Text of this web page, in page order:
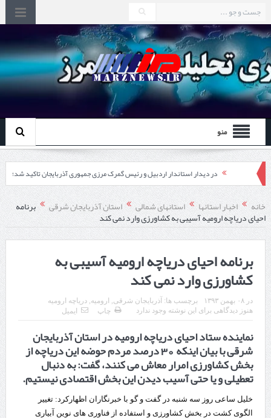
منو
در دیدار استاندار اردبیل و رئیس گمرک مرزی جمهوری آذربایجان تاکید شد؛
توسعه همکاری گمرک‌های مرزی ایران و جمهوری آذربایجان ضرورت دارد
چابهار، جایی که دریا به زندگی سلام می‌کند
گزارش ویژه؛
طرز تهیه خورش خلال کرمانشاهی +نکات و فوت وفن‌ها
قدردانی وزیر میراث فرهنگی، گردشگری و صنایع دستی از استاندار اردبیل
استاندار اردبیل در دیدار دبیر شورای‌عالی مناطق آزاد و ویژه اقتصادی:
راه‌اندازی کامل منطقه آزاد اردبیل-بیله‌سوار و منطقه ویژه اقتصادی نمین تسریع
شود
در دیدار استاندار اردبیل و مدیرعامل بانک سینا محقق شد؛
تخصیص ۳۰۰میلیارد تومان برای تکمیل بزرگراه اردبیل-سرچم
خانه اخبار استانها استانهای شمالی استان آذربایجان شرقی برنامه
احیای دریاچه ارومیه آسیبی به کشاورزی وارد نمی کند
برنامه احیای دریاچه ارومیه آسیبی به
کشاورزی وارد نمی کند
در ۰۸ بهمن ۱۳۹۳ برچسب ها: آذربایجان شرقی, ارومیه, دریاچه ارومیه
هنوز دیدگاهی برای این نوشته وجود ندارد
چاپ ایمیل
نماینده ستاد احیای دریاچه ارومیه در استان آذربایجان
شرقی با بیان اینکه 30 درصد مردم حوضه این دریاچه از
بخش کشاورزی امرار معاش می کنند، گفت: به دنبال
تعطیلی و یا حتی آسیب دیدن این بخش اقتصادی نیستیم.
خلیل ساعی روز سه شنبه در گفت و گو با خبرنگاران اظهارکرد: تغییر
الگوی کشت در بخش کشاورزی و استفاده از فناوری های نوین آبیاری